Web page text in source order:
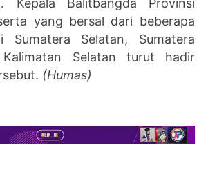
Kepala Balitbangda Provinsi
yang bersal dari beberapa
Sumatera Selatan, Sumatera
Selatan turut hadir
(Humas)